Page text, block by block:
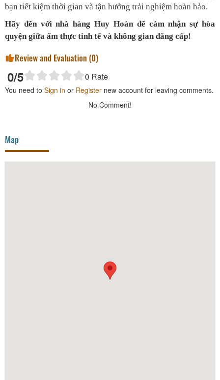
bạn tiết kiệm thời gian và tận hưởng trải nghiệm hoàn hảo.
Hãy đến với nhà hàng Huy Hoàn để cảm nhận sự hòa
quyện giữa ẩm thực tinh tế và không gian đẳng cấp!
Review and Evaluation (0)
0/5 0 Rate
You need to Sign in or Register new account for leaving comments.
No Comment!
Map